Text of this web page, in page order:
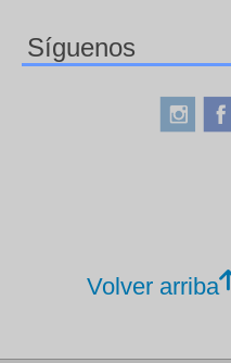
Síguenos
Volver arriba